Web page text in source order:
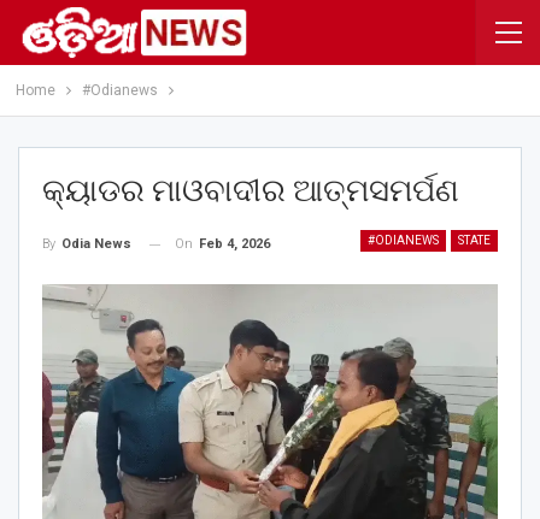
Home #Odianews
କ୍ୟାଡର ମାଓବାଦୀର ଆତ୍ମସମର୍ପଣ
#ODIANEWS STATE
By Odia News On Feb 4, 2026